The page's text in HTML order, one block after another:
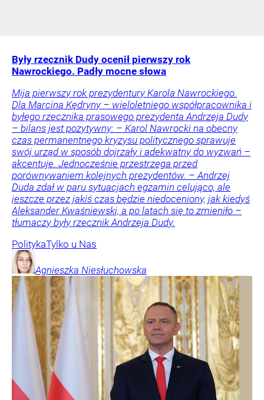
Były rzecznik Dudy ocenił pierwszy rok
Nawrockiego. Padły mocne słowa
Mija pierwszy rok prezydentury Karola Nawrockiego.
Dla Marcina Kędryny – wieloletniego współpracownika i
byłego rzecznika prasowego prezydenta Andrzeja Dudy
– bilans jest pozytywny: – Karol Nawrocki na obecny
czas permanentnego kryzysu politycznego sprawuje
swój urząd w sposób dojrzały i adekwatny do wyzwań –
akcentuje. Jednocześnie przestrzega przed
porównywaniem kolejnych prezydentów. – Andrzej
Duda zdał w paru sytuacjach egzamin celująco, ale
jeszcze przez jakiś czas będzie niedoceniony, jak kiedyś
Aleksander Kwaśniewski, a po latach się to zmieniło –
tłumaczy były rzecznik Andrzeja Dudy.
PolitykaTylko u Nas
Agnieszka Niesłuchowska